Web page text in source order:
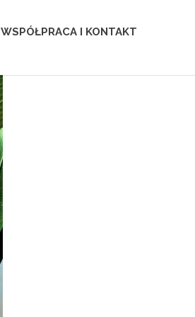
WSPÓŁPRACA I KONTAKT